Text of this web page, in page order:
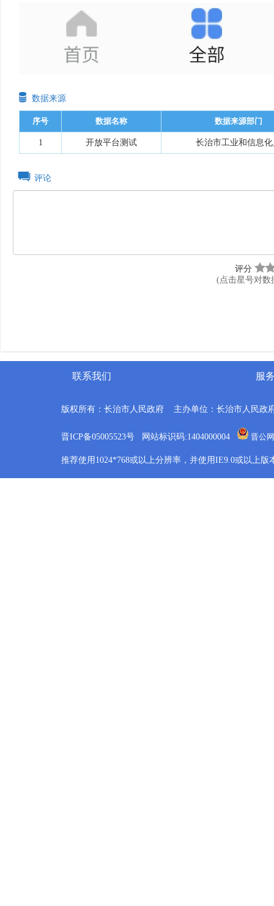
 数据来源
序号 数据名称 数据来源部门
1 开放平台测试 长治市工业和信息
评论
评分
(点击星号对数
联系我们 服
版权所有：长治市人民政府 主办单位：长治市人民
晋ICP备05005523号 网站标识码:1404000004 晋公
推荐使用1024*768或以上分辨率，并使用IE9.0或以上